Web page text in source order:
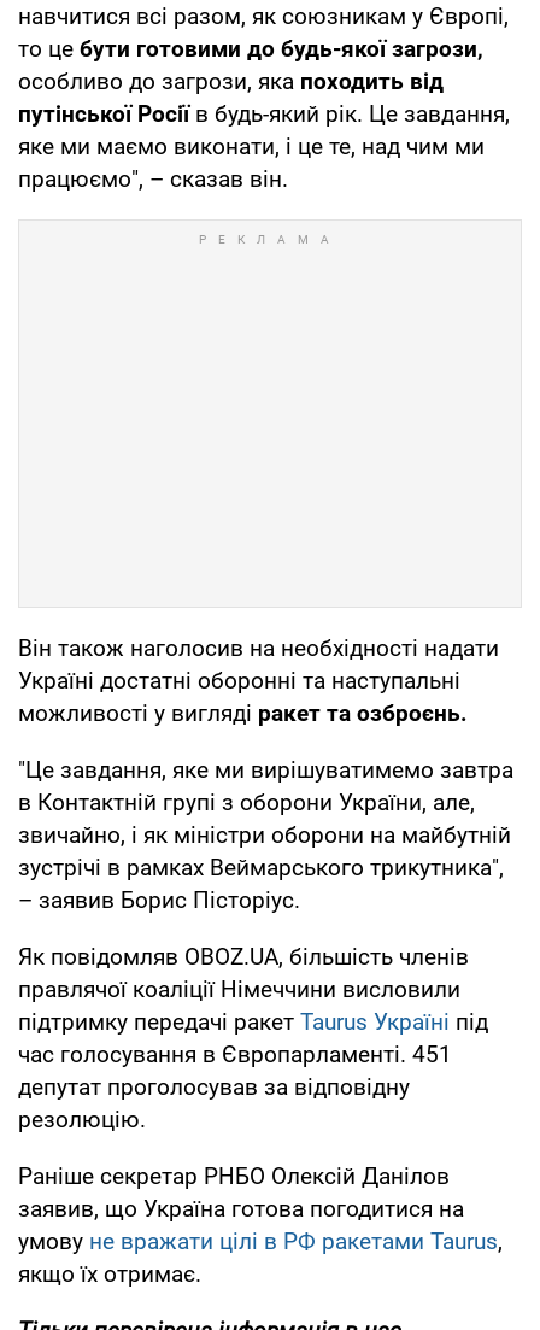
навчитися всі разом, як союзникам у Європі,
то це бути готовими до будь-якої загрози,
особливо до загрози, яка походить від
путінської Росіїв будь-який рік. Це завдання,
яке ми маємо виконати, і це те, над чим ми
працюємо", – сказав він.
Він також наголосив на необхідності надати
Україні достатні оборонні та наступальні
можливості у вигляді ракет та озброєнь.
"Це завдання, яке ми вирішуватимемо завтра
в Контактній групі з оборони України, але,
звичайно, і як міністри оборони на майбутній
зустрічі в рамках Веймарського трикутника",
– заявив Борис Пісторіус.
Як повідомляв OBOZ.UA, більшість членів
правлячої коаліції Німеччини висловили
підтримку передачі ракет Taurus Україні під
час голосування в Європарламенті. 451
депутат проголосував за відповідну
резолюцію.
Раніше секретар РНБО Олексій Данілов
заявив, що Україна готова погодитися на
умову не вражати цілі в РФ ракетами Taurus,
якщо їх отримає.